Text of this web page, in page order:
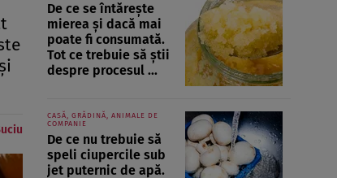
De ce se întărește
mierea și dacă mai
poate fi consumată.
Tot ce trebuie să știi
despre procesul ...
CASĂ, GRĂDINĂ, ANIMALE DE
COMPANIE
De ce nu trebuie să
speli ciupercile sub
jet puternic de apă.